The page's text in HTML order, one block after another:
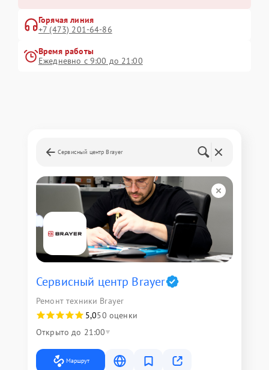
Горячая линия
+7 (473) 201-64-86
Время работы
Ежедневно с 9:00 до 21:00
Сервисный центр Brayer
Сервисный центр Brayer
Ремонт техники Brayer
5,050 оценки
Открыто до 21:00
Маршрут